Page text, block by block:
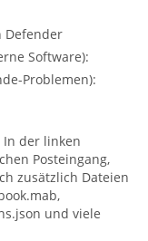
Defender
Software):
Problemen):
In der linken
Posteingang,
zusätzlich Dateien
und viele